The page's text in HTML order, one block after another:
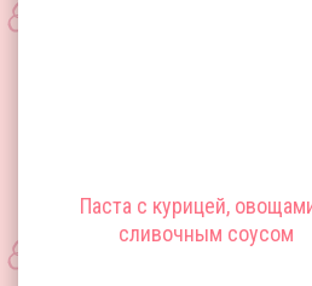
Паста с курицей,
сливочным соусом